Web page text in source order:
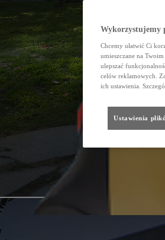
Wykorzystujemy
Chcemy ułatwić Ci
umieszczane na
ulepszać
celów reklamowych.
ich ustawienia.
Ustawienia